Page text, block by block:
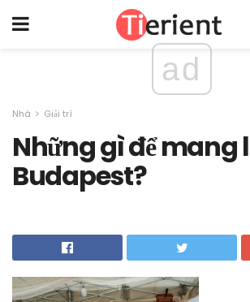
ad
Nhà Giải trí
Những gì để mang
Budapest?